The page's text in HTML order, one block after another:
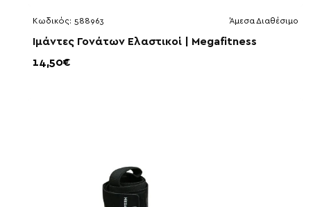
Κωδικός: 588963 Άμεσα Διαθέσιμο
Ιμάντες Γονάτων Ελαστικοί | Megafitness
14,50€